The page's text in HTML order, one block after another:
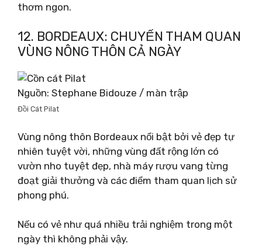
thơm ngon.
12. BORDEAUX: CHUYẾN THAM QUAN
VÙNG NÔNG THÔN CẢ NGÀY
Nguồn: Stephane Bidouze / màn trập
Đồi Cát Pilat
Vùng nông thôn Bordeaux nổi bật bởi vẻ đẹp tự
nhiên tuyệt vời, những vùng đất rộng lớn có
vườn nho tuyệt đẹp, nhà máy rượu vang từng
đoạt giải thưởng và các điểm tham quan lịch sử
phong phú.
Nếu có vẻ như quá nhiều trải nghiệm trong một
ngày thì không phải vậy.